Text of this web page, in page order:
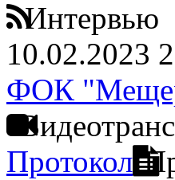
Интервью
10.02.2023
ФОК
Протокол